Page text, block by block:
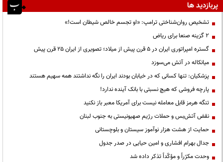
پربازدید ها
تشخیص روان‌شناختی ترامپ: «او تجسم خالص شیطان است!»
۲ گزینه صنعا برای ریاض
گستره امپراتوری ایران در ۵ قرن پیش از میلاد؛ تصویری از ایران ۲۵ قرن پیش
میانکاله در آتش می‌سوزد
پزشکیان: تنها کسانی که در خیابان بودند ایران را نگه نداشتند همه سهیم هستند
پارچه فروشی که هیچ نسبتی با بانک آینده ندارد!
تنگه هرمز قابل معامله نیست برای آمریکا معبر باز نکنید
نقض آتش‌بس و حملات رژیم صهیونیستی به جنوب لبنان
حمایت از هشت هزار نوآموز سیستان و بلوچستانی
جدال بهرام افشاری و امین حیایی در صدر جدول
وحدت مکرّراً و مؤکّداً تذکر داده شد